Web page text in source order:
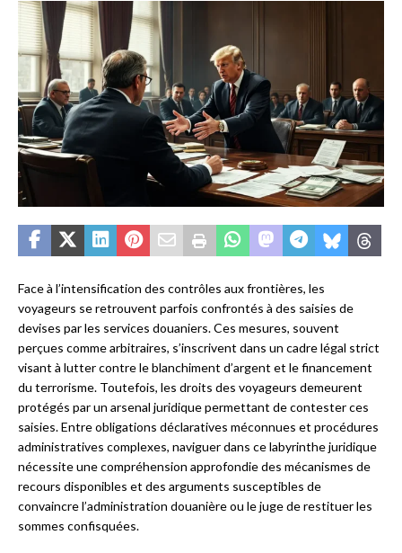
Face à l’intensification des contrôles aux frontières, les
voyageurs se retrouvent parfois confrontés à des saisies de
devises par les services douaniers. Ces mesures, souvent
perçues comme arbitraires, s’inscrivent dans un cadre légal strict
visant à lutter contre le blanchiment d’argent et le financement
du terrorisme. Toutefois, les droits des voyageurs demeurent
protégés par un arsenal juridique permettant de contester ces
saisies. Entre obligations déclaratives méconnues et procédures
administratives complexes, naviguer dans ce labyrinthe juridique
nécessite une compréhension approfondie des mécanismes de
recours disponibles et des arguments susceptibles de
convaincre l’administration douanière ou le juge de restituer les
sommes confisquées.